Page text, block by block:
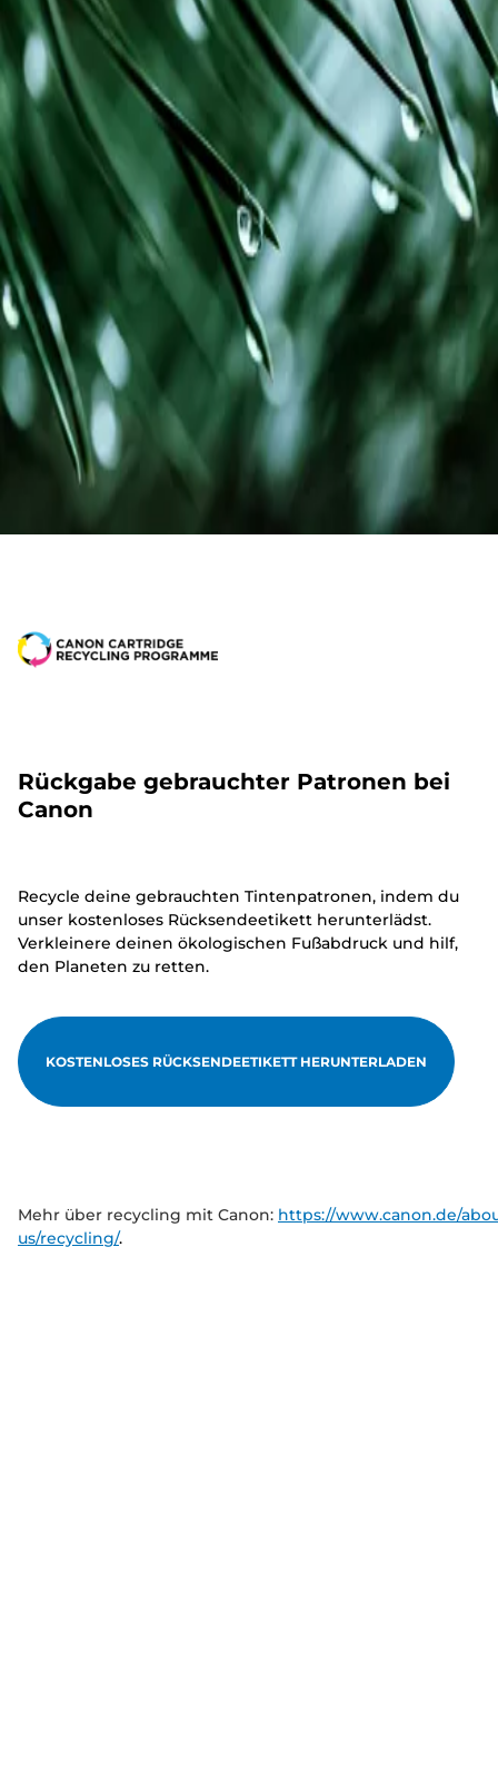
Rückgabe gebrauchter Patronen bei
Canon
Recycle deine gebrauchten Tintenpatronen, indem du
unser kostenloses Rücksendeetikett herunterlädst.
Verkleinere deinen ökologischen Fußabdruck und hilf,
den Planeten zu retten.
KOSTENLOSES RÜCKSENDEETIKETT HERUNTERLADEN
Mehr über recycling mit Canon: https://www.canon.de/
us/recycling/.